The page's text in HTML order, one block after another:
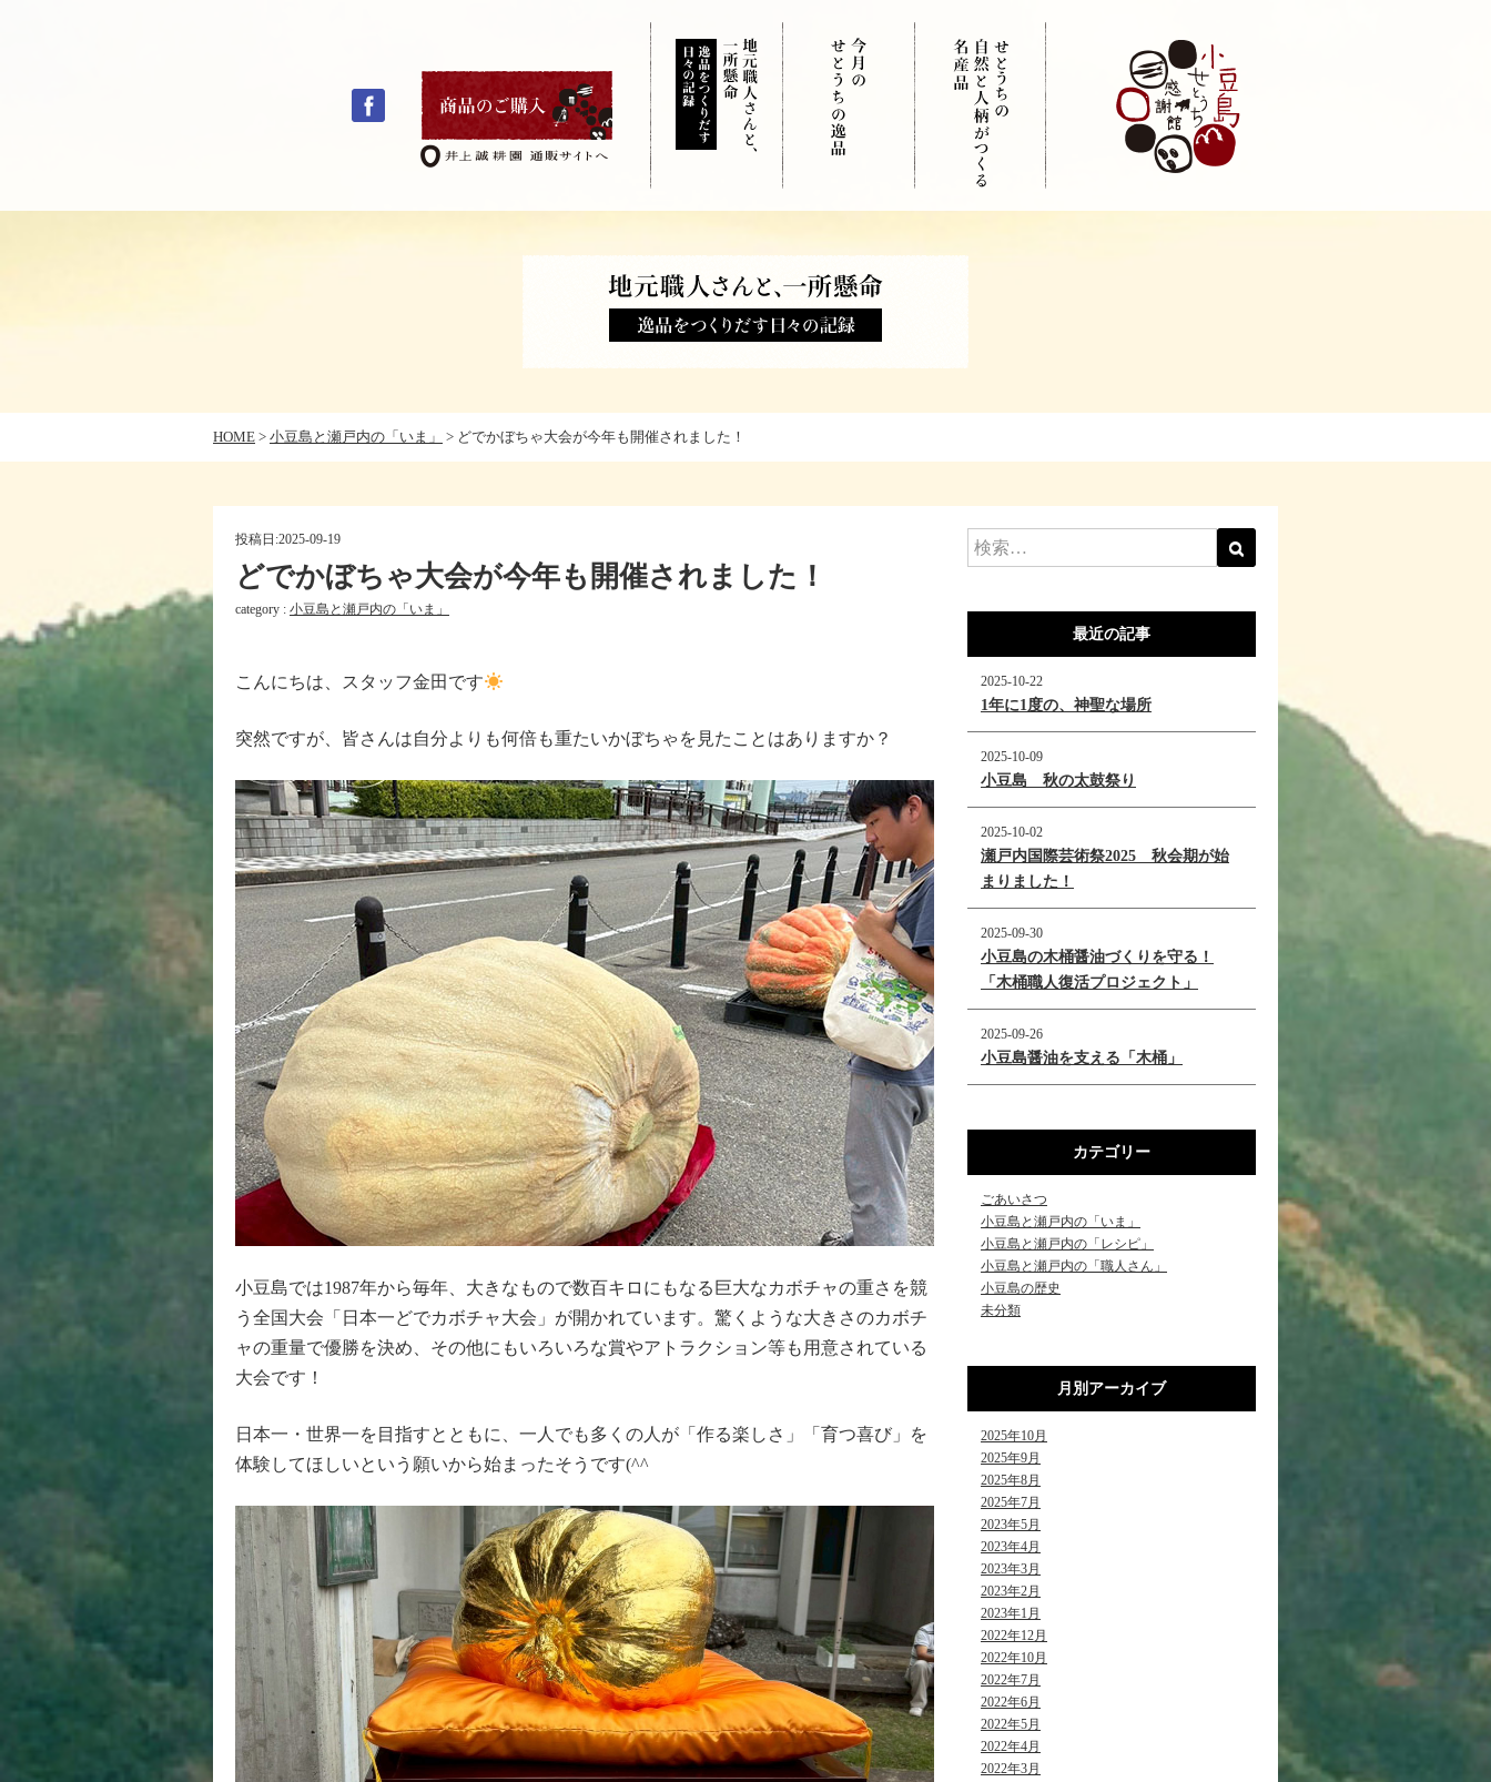
ッ
HOME > 小豆島と瀬戸内の「いま」 > どでかぼちゃ大会が今年も開催されました！
投稿日:2025-09-19
どでかぼちゃ大会が今年も開催されました！
category : 小豆島と瀬戸内の「いま」
こんにちは、スタッフ金田です
突然ですが、皆さんは自分よりも何倍も重たいかぼちゃを見たことはありますか？
小豆島では1987年から毎年、大きなもので数百キロにもなる巨大なカボチャの重さを競
う全国大会「日本一どでカボチャ大会」が開かれています。驚くような大きさのカボチ
ャの重量で優勝を決め、その他にもいろいろな賞やアトラクション等も用意されている
大会です！
日本一・世界一を目指すとともに、一人でも多くの人が「作る楽しさ」「育つ喜び」を
体験してほしいという願いから始まったそうです(^^
最近の記事
2025-10-22
1年に1度の、神聖な場所
2025-10-09
小豆島 秋の太鼓祭り
2025-10-02
瀬戸内国際芸術祭2025 秋会期が始
まりました！
2025-09-30
小豆島の木桶醤油づくりを守る！
「木桶職人復活プロジェクト」
2025-09-26
小豆島醤油を支える「木桶」
カテゴリー
ごあいさつ
小豆島と瀬戸内の「いま」
小豆島と瀬戸内の「レシピ」
小豆島と瀬戸内の「職人さん」
小豆島の歴史
未分類
月別アーカイブ
2025年10月
2025年9月
2025年8月
2025年7月
2023年5月
2023年4月
2023年3月
2023年2月
2023年1月
2022年12月
2022年10月
2022年7月
2022年6月
2022年5月
2022年4月
2022年3月